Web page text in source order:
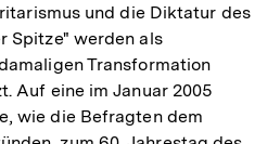
und die Diktatur des
Spitze" werden als
Transformation
Auf eine im Januar 2005
wie die Befragten dem